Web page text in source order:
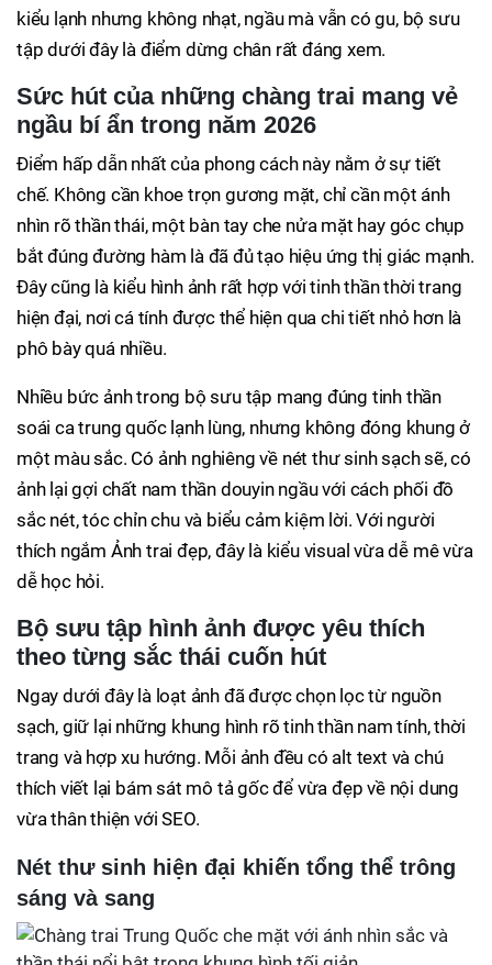
kiểu lạnh nhưng không nhạt, ngầu mà vẫn có gu, bộ sưu
tập dưới đây là điểm dừng chân rất đáng xem.
Sức hút của những chàng trai mang vẻ
ngầu bí ẩn trong năm 2026
Điểm hấp dẫn nhất của phong cách này nằm ở sự tiết
chế. Không cần khoe trọn gương mặt, chỉ cần một ánh
nhìn rõ thần thái, một bàn tay che nửa mặt hay góc chụp
bắt đúng đường hàm là đã đủ tạo hiệu ứng thị giác mạnh.
Đây cũng là kiểu hình ảnh rất hợp với tinh thần thời trang
hiện đại, nơi cá tính được thể hiện qua chi tiết nhỏ hơn là
phô bày quá nhiều.
Nhiều bức ảnh trong bộ sưu tập mang đúng tinh thần
soái ca trung quốc lạnh lùng, nhưng không đóng khung ở
một màu sắc. Có ảnh nghiêng về nét thư sinh sạch sẽ, có
ảnh lại gợi chất nam thần douyin ngầu với cách phối đồ
sắc nét, tóc chỉn chu và biểu cảm kiệm lời. Với người
thích ngắm Ảnh trai đẹp, đây là kiểu visual vừa dễ mê vừa
dễ học hỏi.
Bộ sưu tập hình ảnh được yêu thích
theo từng sắc thái cuốn hút
Ngay dưới đây là loạt ảnh đã được chọn lọc từ nguồn
sạch, giữ lại những khung hình rõ tinh thần nam tính, thời
trang và hợp xu hướng. Mỗi ảnh đều có alt text và chú
thích viết lại bám sát mô tả gốc để vừa đẹp về nội dung
vừa thân thiện với SEO.
Nét thư sinh hiện đại khiến tổng thể trông
sáng và sang